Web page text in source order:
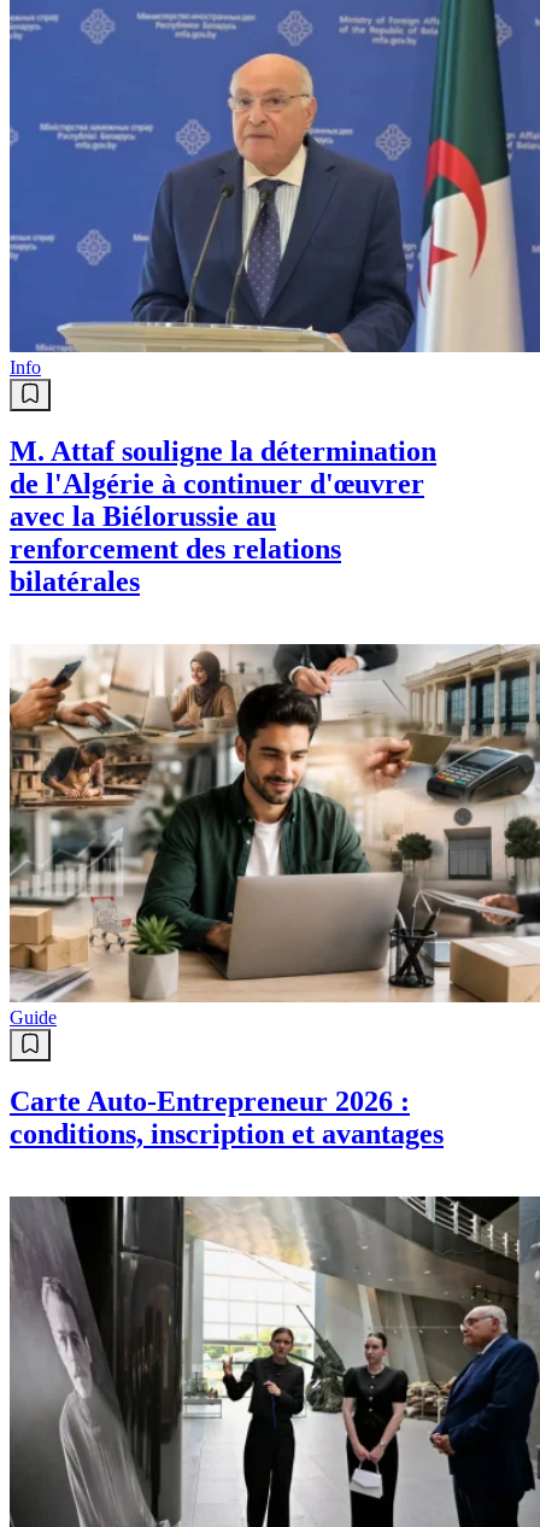
Info
M. Attaf souligne la détermination
de l'Algérie à continuer d'œuvrer
avec la Biélorussie au
renforcement des relations
bilatérales
Guide
Carte Auto-Entrepreneur 2026 :
conditions, inscription et avantages